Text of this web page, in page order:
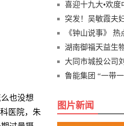
也没想
医院，朱
喜迎十九大•欢
突发！吴敏霞夫
《钟山说事》
湖南御福天益生
大同市城投公司
鲁能集团 “一带
图片新闻